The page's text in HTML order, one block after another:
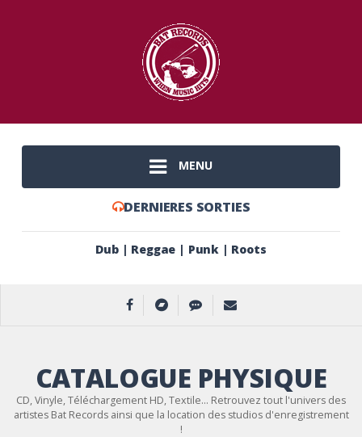
MENU
DERNIERES SORTIES
Dub | Reggae | Punk | Roots
CATALOGUE PHYSIQUE
CD, Vinyle, Téléchargement HD, Textile... Retrouvez tout l'univers des
artistes Bat Records ainsi que la location des studios d'enregistrement
!